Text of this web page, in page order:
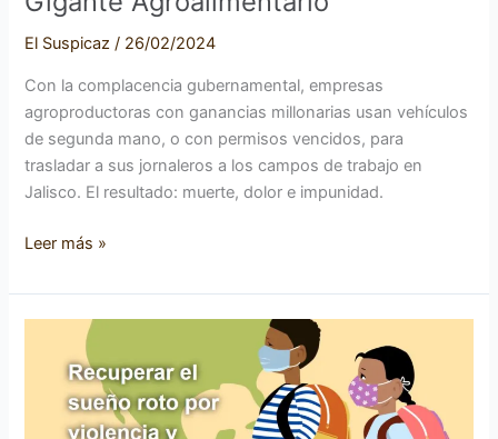
El Suspicaz/ 26/02/2024
Con la complacencia gubernamental, empresas
agroproductoras con ganancias millonarias usan vehículos
de segunda mano, o con permisos vencidos, para
trasladar a sus jornaleros a los campos de trabajo en
Jalisco. El resultado: muerte, dolor e impunidad.
Leer más »
Recuperar
sueño